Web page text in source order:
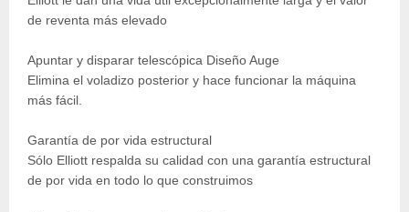
de reventa más elevado
Apuntar y disparar telescópica Diseño Auge
Elimina el voladizo posterior y hace funcionar la máquina
más fácil.
Garantía de por vida estructural
Sólo Elliott respalda su calidad con una garantía estructural
de por vida en todo lo que construimos